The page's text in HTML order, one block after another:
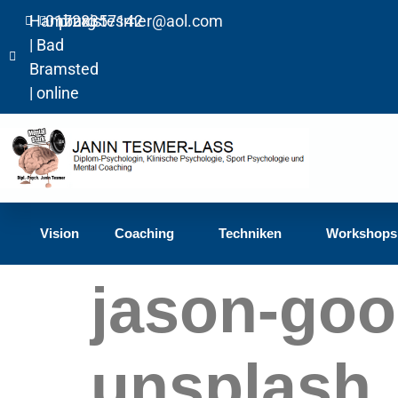
Hamburg
| Bad
Bramsted
| online
01728357142
praxistesmer@aol.com​
Vision Coaching Techniken Workshops
jason-